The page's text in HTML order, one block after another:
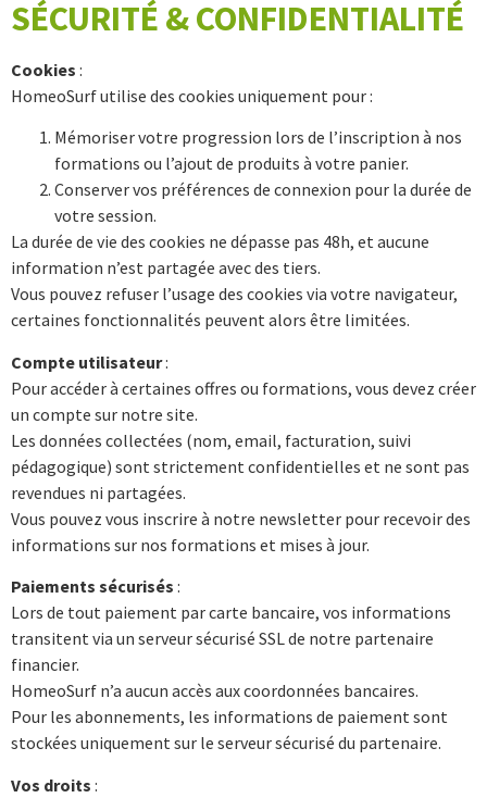
SÉCURITÉ & CONFIDENTIALITÉ
Cookies :
HomeoSurf utilise des cookies uniquement pour :
Mémoriser votre progression lors de l’inscription à nos
formations ou l’ajout de produits à votre panier.
Conserver vos préférences de connexion pour la durée de
votre session.
La durée de vie des cookies ne dépasse pas 48h, et aucune
information n’est partagée avec des tiers.
Vous pouvez refuser l’usage des cookies via votre navigateur,
certaines fonctionnalités peuvent alors être limitées.
Compte utilisateur:
Pour accéder à certaines offres ou formations, vous devez créer
un compte sur notre site.
Les données collectées (nom, email, facturation, suivi
pédagogique) sont strictement confidentielles et ne sont pas
revendues ni partagées.
Vous pouvez vous inscrire à notre newsletter pour recevoir des
informations sur nos formations et mises à jour.
Paiements sécurisés :
Lors de tout paiement par carte bancaire, vos informations
transitent via un serveur sécurisé SSL de notre partenaire
financier.
HomeoSurf n’a aucun accès aux coordonnées bancaires.
Pour les abonnements, les informations de paiement sont
stockées uniquement sur le serveur sécurisé du partenaire.
Vos droits :